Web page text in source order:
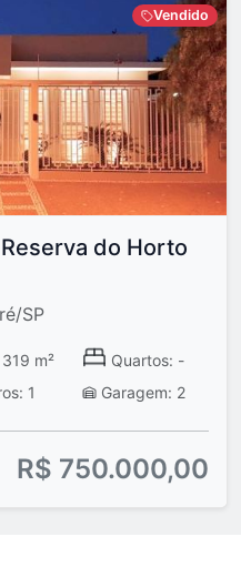
Vendido
do Horto
SP
m²
Quartos: -
1 Garagem: 2
R$ 750.000,00